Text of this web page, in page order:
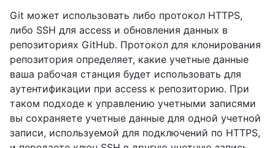
Git может использовать либо протокол HTTPS,
либо SSH для access и обновления данных в
репозиториях GitHub. Протокол для клонирования
репозитория определяет, какие учетные данные
ваша рабочая станция будет использовать для
аутентификации при access к репозиторию. При
таком подходе к управлению учетными записями
вы сохраняете учетные данные для одной учетной
записи, используемой для подключений по HTTPS,